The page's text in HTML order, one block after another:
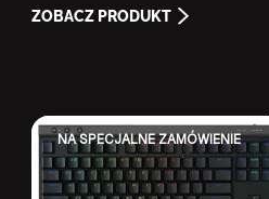
ZOBACZ PRODUKT
NA SPECJALNE ZAMÓWIENIE